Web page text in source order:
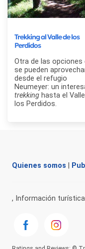
Trekking al Valle de los
Perdidos
Otra de las opciones
se pueden
desde el refugio
Neumeyer: un
trekking hasta el
los Perdidos.
Quienes somos
, Información